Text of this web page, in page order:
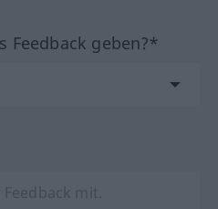
Feedback geben?*